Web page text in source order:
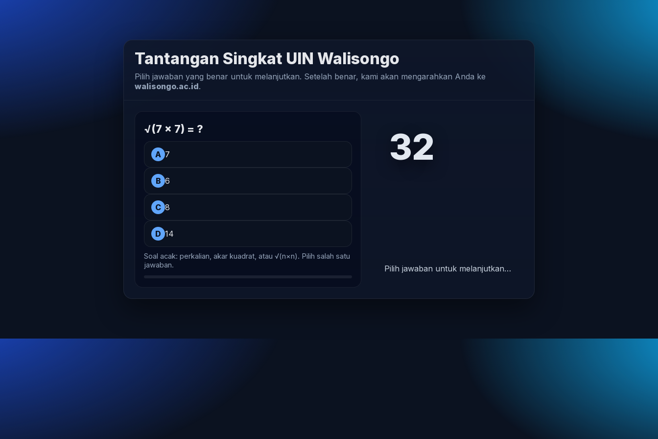
Tantangan Singkat UIN Walisongo
Pilih jawaban yang benar untuk melanjutkan. Setelah benar, kami akan mengarahkan Anda ke
walisongo.ac.id.
√(7 × 7) = ?
A 7
B 6
C 8
D 14
Soal acak: perkalian, akar kuadrat, atau √(n×n). Pilih salah satu
jawaban.
31
Pilih jawaban untuk melanjutkan…